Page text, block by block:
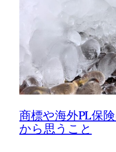
商標や海外PL保
から思うこと